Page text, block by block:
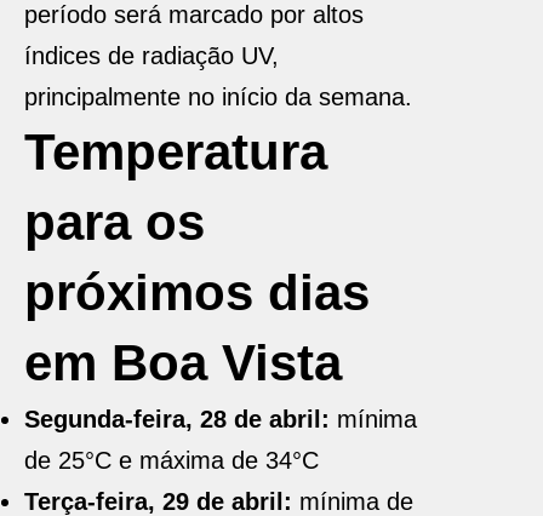
período será marcado por altos
índices de radiação UV,
principalmente no início da semana.
Temperatura
para os
próximos dias
em Boa Vista
Segunda-feira, 28 de abril: mínima
de 25°C e máxima de 34°C
Terça-feira, 29 de abril: mínima de